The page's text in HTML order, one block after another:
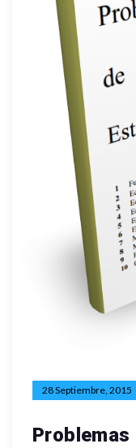
28 Septiembre, 2015
Problemas